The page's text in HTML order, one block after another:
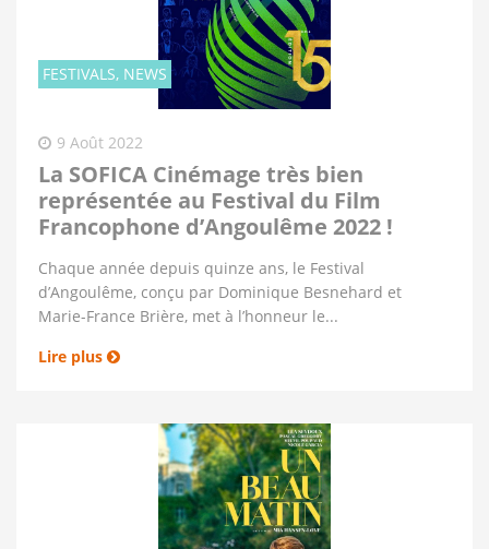
FESTIVALS, NEWS
9 Août 2022
La SOFICA Cinémage très bien
représentée au Festival du Film
Francophone d’Angoulême 2022 !
Chaque année depuis quinze ans, le Festival
d’Angoulême, conçu par Dominique Besnehard et
Marie-France Brière, met à l’honneur le...
Lire plus